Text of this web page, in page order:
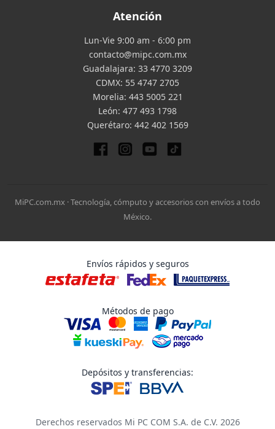
Atención
Lun-Vie 9:00 am - 6:00 pm
contacto@mipc.com.mx
Guadalajara: 33 4770 3209
CDMX: 55 4747 2705
Morelia: 443 5005 221
León: 477 493 1798
Querétaro: 442 402 1569
MiPC.com.mx · Tecnología, cómputo y accesorios con envíos a todo
México.
Envíos rápidos y seguros
Métodos de pago
Depósitos y transferencias:
Derechos reservados Mi PC COM S.A. de C.V. 2026